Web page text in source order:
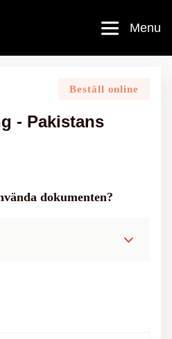
Menu
Beställ online
- Pakistans
dokumenten?